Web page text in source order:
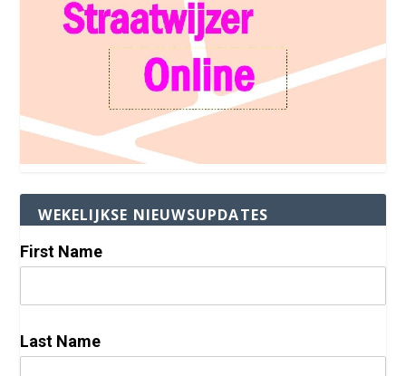
WEKELIJKSE NIEUWSUPDATES
First Name
Last Name